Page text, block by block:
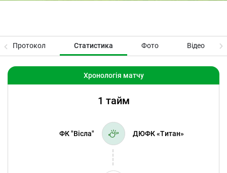
Протокол Статистика Фото Відео
Хронологія матчу
1 тайм
ФК "Вісла" ДЮФК «Титан»